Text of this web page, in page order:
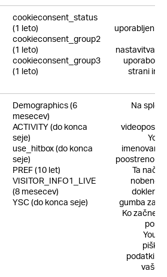
cookieconsent_status
(1 leto)
cookieconsent_group2
(1 leto)
cookieconsent_group3
(1 leto)
uporabljeni
nastavitvah,
uporabo
strani in
Demographics (6
mesecev)
ACTIVITY (do konca
seje)
use_hitbox (do konca
seje)
PREF (10 let)
VISITOR_INFO1_LIVE
(8 mesecev)
YSC (do konca seje)
Na
poostreno
Ta način
dokler
gumba za
Ko
podatki
vaše